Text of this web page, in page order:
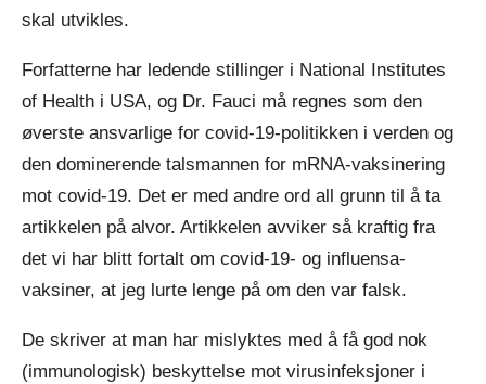
skal utvikles.
Forfatterne har ledende stillinger i National Institutes
of Health i USA, og Dr. Fauci må regnes som den
øverste ansvarlige for covid-19-politikken i verden og
den dominerende talsmannen for mRNA-vaksinering
mot covid-19. Det er med andre ord all grunn til å ta
artikkelen på alvor. Artikkelen avviker så kraftig fra
det vi har blitt fortalt om covid-19- og influensa-
vaksiner, at jeg lurte lenge på om den var falsk.
De skriver at man har mislyktes med å få god nok
(immunologisk) beskyttelse mot virusinfeksjoner i